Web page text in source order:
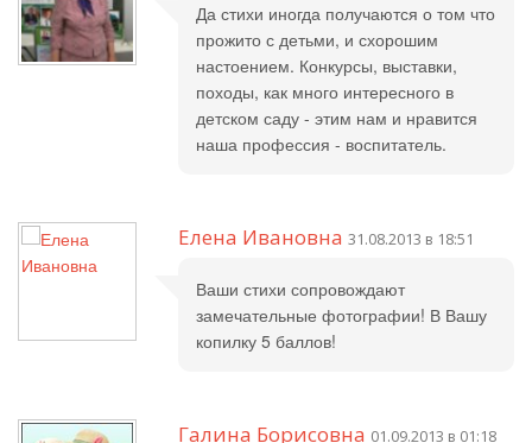
Да стихи иногда получаются о том что
прожито с детьми, и схорошим
настоением. Конкурсы, выставки,
походы, как много интересного в
детском саду - этим нам и нравится
наша профессия - воспитатель.
Елена Ивановна 31.08.2013 в 18:51
Ваши стихи сопровождают
замечательные фотографии! В Вашу
копилку 5 баллов!
Галина Борисовна 01.09.2013 в 01:18